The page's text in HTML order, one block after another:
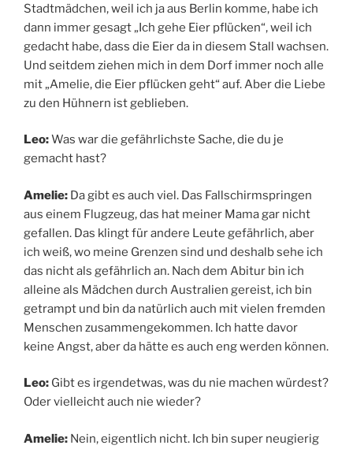
Stadtmädchen, weil ich ja aus Berlin komme, habe ich
dann immer gesagt „Ich gehe Eier pflücken“, weil ich
gedacht habe, dass die Eier da in diesem Stall wachsen.
Und seitdem ziehen mich in dem Dorf immer noch alle
mit „Amelie, die Eier pflücken geht“ auf. Aber die Liebe
zu den Hühnern ist geblieben.
Leo:Was war die gefährlichste Sache, die du je
gemacht hast?
Amelie: Da gibt es auch viel. Das Fallschirmspringen
aus einem Flugzeug, das hat meiner Mama gar nicht
gefallen. Das klingt für andere Leute gefährlich, aber
ich weiß, wo meine Grenzen sind und deshalb sehe ich
das nicht als gefährlich an. Nach dem Abitur bin ich
alleine als Mädchen durch Australien gereist, ich bin
getrampt und bin da natürlich auch mit vielen fremden
Menschen zusammengekommen. Ich hatte davor
keine Angst, aber da hätte es auch eng werden können.
Leo: Gibt es irgendetwas, was du nie machen würdest?
Oder vielleicht auch nie wieder?
Amelie: Nein, eigentlich nicht. Ich bin super neugierig